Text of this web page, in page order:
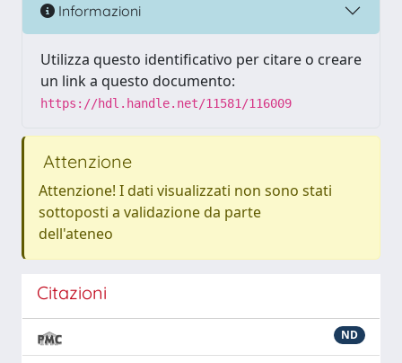
Informazioni
Utilizza questo identificativo per citare o creare
un link a questo documento:
https://hdl.handle.net/11581/116009
Attenzione
Attenzione! I dati visualizzati non sono stati
sottoposti a validazione da parte
dell'ateneo
Citazioni
ND